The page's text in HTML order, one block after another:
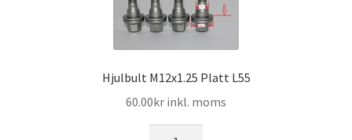
Hjulbult M12x1.25 Platt L55
60.00kr inkl. moms